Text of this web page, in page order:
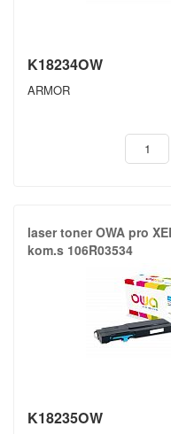
K18234OW
ARMOR
laser toner OWA pro
kom.​s 106R03534
K18235OW